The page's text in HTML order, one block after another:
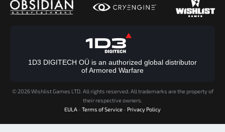
1D3 DIGITECH OÜ is an authorized global distributor
of Armored Warfare
© 2026 Wishlist Games LTD. All rights reserved. All trademarks are the property of
their respective owners.
EULA - Terms of Service - Privacy Policy